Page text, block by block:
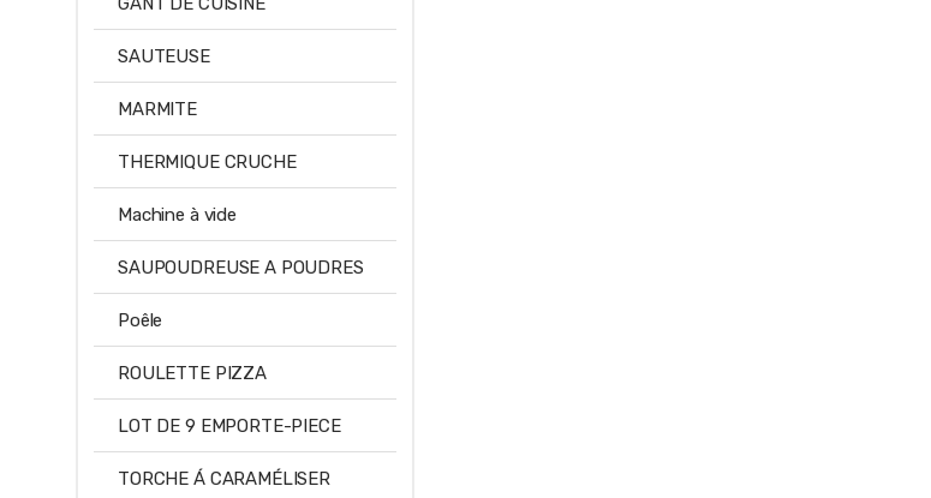
SAUTEUSE
MARMITE
THERMIQUE CRUCHE
Machine à vide
SAUPOUDREUSE A POUDRES
Poêle
ROULETTE PIZZA
LOT DE 9 EMPORTE-PIECE
TORCHE Á CARAMÉLISER